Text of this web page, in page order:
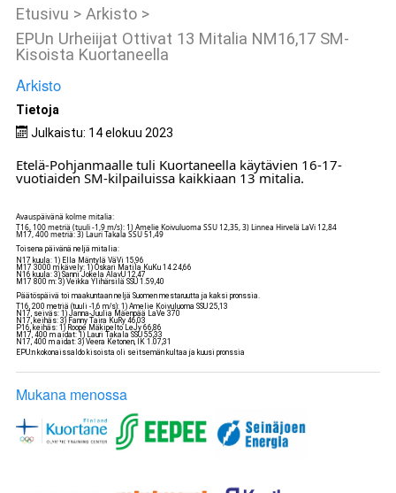
Etusivu > Arkisto >
EPUn Urheiijat Ottivat 13 Mitalia NM16,17 SM-
Kisoista Kuortaneella
Arkisto
Tietoja
Julkaistu: 14 elokuu 2023
Etelä-Pohjanmaalle tuli Kuortaneella käytävien 16-17-
vuotiaiden SM-kilpailuissa kaikkiaan 13 mitalia.
Avauspäivänä kolme mitalia:
T16, 100 metriä (tuuli -1,9 m/s): 1) Amelie Koivuluoma SSU 12,35, 3) Linnea Hirvelä LaVi 12,84
M17, 400 metriä: 3) Lauri Takala SSU 51,49
Toisena päivänä neljä mitalia:
N17 kuula: 1) Ella Mäntylä VäVi 15,96
M17 3000 m kävely: 1) Oskari Matila KuKu 14.24,66
N16 kuula: 3) Sanni Jokela AlavU 12,47
M17 800 m: 3) Veikka Ylihärsilä SSU 1.59,40
Päätöspäivä toi maakuntaan neljä Suomen mestaruutta ja kaksi pronssia.
T16, 200 metriä (tuuli -1,6 m/s): 1) Amelie Koivuluoma SSU 25,13
N17, seiväs: 1) Janna-Juulia Mäenpää LaVe 370
N17, keihäs: 3) Fanny Taira KuRy 46,03
P16, keihäs: 1) Roope Mäkipelto LeJy 66,86
M17, 400 m aidat: 1) Lauri Takala SSU 55,33
N17, 400 m aidat: 3) Veera Ketonen, IK 1.07,31
EPU:n kokonaissaldo kisoista oli seitsemän kultaa ja kuusi pronssia
Mukana menossa